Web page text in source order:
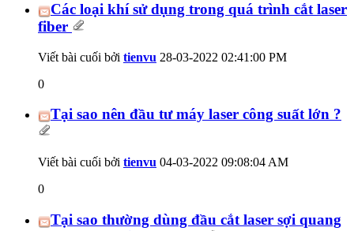
Các loại khí sử dụng trong quá trình cắt laser
fiber
Viết bài cuối bởi tienvu 28-03-2022 02:41:00 PM
0
Tại sao nên đầu tư máy laser công suất lớn ?
Viết bài cuối bởi tienvu 04-03-2022 09:08:04 AM
0
Tại sao thường dùng đầu cắt laser sợi quang